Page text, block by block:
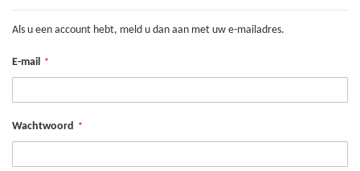
Als u een account hebt, meld u dan aan met uw e-mailadres.
E-mail
Wachtwoord